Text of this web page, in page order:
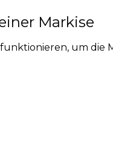
Markise
um